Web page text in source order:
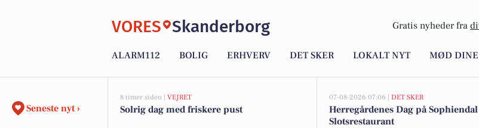
VORES Skanderborg Gratis nyheder fra
ALARM112 BOLIG ERHVERV DET SKER LOKALT NYT MØD DINE
Seneste nyt ›
8 timer siden | VEJRET
Solrig dag med friskere pust
07-08-2026 07:06 | DET SKER
Herregårdenes Dag på Sophiendal
Slotsrestaurant